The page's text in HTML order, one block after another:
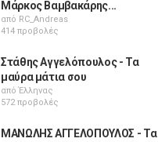
Mάρκος Βαμβακάρης...
από RC_Andreas
414 προβολές
Στάθης Αγγελόπουλος - Τα
μαύρα μάτια σου
απόΈλληνας
572 προβολές
ΜΑΝΩΛΗΣ ΑΓΓΕΛΟΠΟΥΛΟΣ - Τα